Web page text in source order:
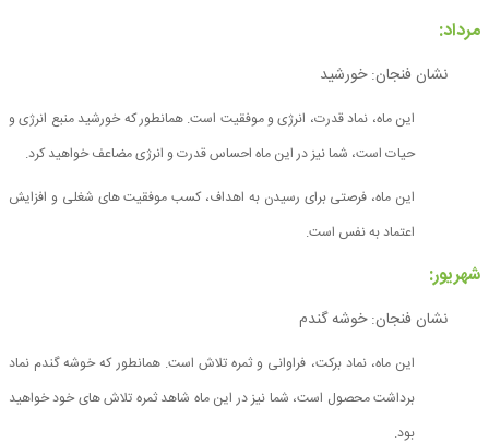
مرداد:
نشان فنجان: خورشید
این ماه، نماد قدرت، انرژی و موفقیت است. همانطور که خورشید منبع انرژی و
حیات است، شما نیز در این ماه احساس قدرت و انرژی مضاعف خواهید کرد.
این ماه، فرصتی برای رسیدن به اهداف، کسب موفقیت های شغلی و افزایش
اعتماد به نفس است.
شهریور:
نشان فنجان: خوشه گندم
این ماه، نماد برکت، فراوانی و ثمره تلاش است. همانطور که خوشه گندم نماد
برداشت محصول است، شما نیز در این ماه شاهد ثمره تلاش های خود خواهید
بود.